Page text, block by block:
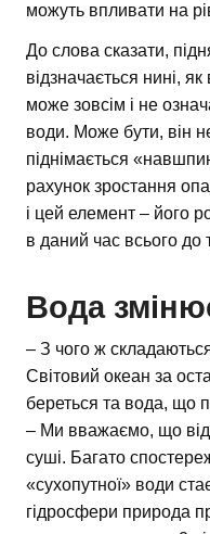
можуть впливати на
До слова сказати,
відзначається нині,
може зовсім і не
води. Може бути, він
піднімається
рахунок зростання
і цей елемент – його
в даний час всього до
Вода
– З чого ж
Світовий океан за
береться та вода, що
– Ми вважаємо, що
суші. Багато
«сухопутної» води
гідросфери природа